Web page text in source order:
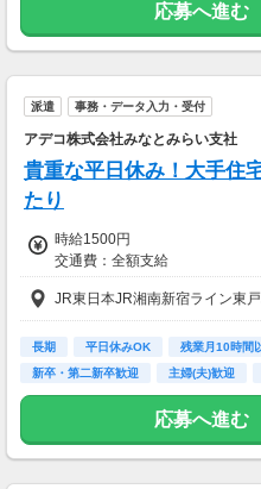
応募へ進む
派遣 事務・データ入力・受付
アデコ株式会社みなとみらい支社
貴重な平日休み！大手住
たり
時給1500円
交通費：全額支給
JR東日本JR湘南新宿ライン東
長期 平日休みOK 残業月10時間
新卒・第二新卒歓迎
主婦(夫)歓迎
応募へ進む